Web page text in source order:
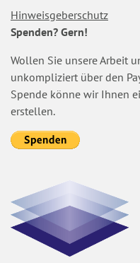
Hinweisgeberschutz
Spenden? Gern!
Wollen Sie unsere Arbeit
unkompliziert über den
Spende könne wir Ihnen
erstellen.